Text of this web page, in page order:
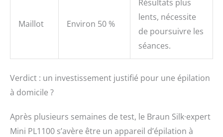
Maillot Environ 50 %
Résultats plus
lents, nécessite
de poursuivre les
séances.
Verdict : un investissement justifié pour une épilation
à domicile ?
Après plusieurs semaines de test, le Braun Silk·expert
Mini PL1100 s’avère être un appareil d’épilation à